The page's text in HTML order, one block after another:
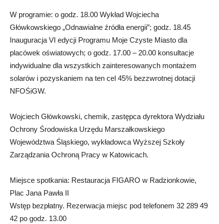
W programie: o godz. 18.00 Wykład Wojciecha
Główkowskiego „Odnawialne źródła energii”; godz. 18.45
Inauguracja VI edycji Programu Moje Czyste Miasto dla
placówek oświatowych; o godz. 17.00 – 20.00 konsultacje
indywidualne dla wszystkich zainteresowanych montażem
solarów i pozyskaniem na ten cel 45% bezzwrotnej dotacji
NFOŚiGW.
Wojciech Główkowski, chemik, zastępca dyrektora Wydziału
Ochrony Środowiska Urzędu Marszałkowskiego
Województwa Śląskiego, wykładowca Wyższej Szkoły
Zarządzania Ochroną Pracy w Katowicach.
Miejsce spotkania: Restauracja FIGARO w Radzionkowie,
Plac Jana Pawła II
Wstęp bezpłatny. Rezerwacja miejsc pod telefonem 32 289 49
42 po godz. 13.00